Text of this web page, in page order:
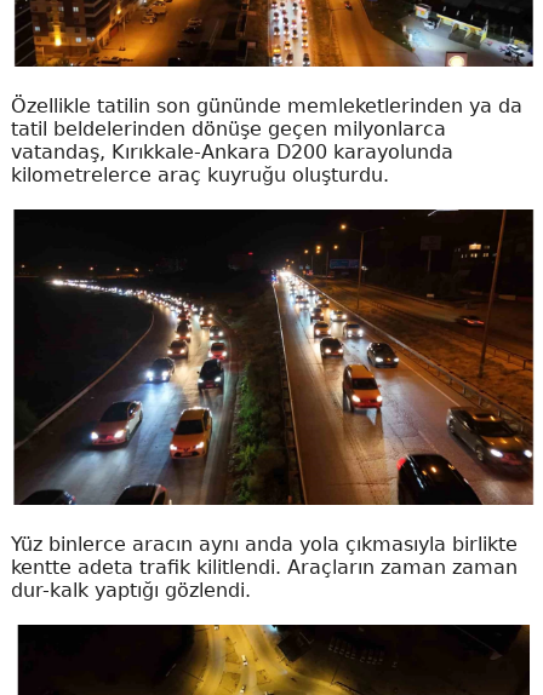
Özellikle tatilin son gününde memleketlerinden ya da
tatil beldelerinden dönüşe geçen milyonlarca
vatandaş, Kırıkkale-Ankara D200 karayolunda
kilometrelerce araç kuyruğu oluşturdu.
Yüz binlerce aracın aynı anda yola çıkmasıyla birlikte
kentte adeta trafik kilitlendi. Araçların zaman zaman
dur-kalk yaptığı gözlendi.